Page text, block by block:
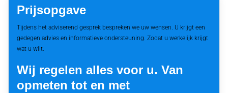
Prijsopgave
Tijdens het adviserend gesprek bespreken we uw wensen. U krijgt een
gedegen advies en informatieve ondersteuning. Zodat u werkelijk krijgt
wat u wilt.
Wij regelen alles voor u. Van
opmeten tot en met